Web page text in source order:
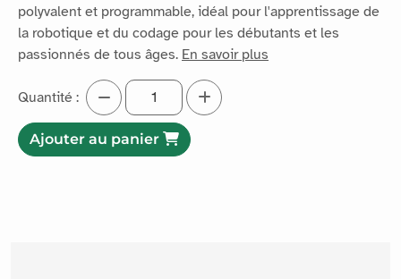
polyvalent et programmable, idéal pour l'apprentissage de
la robotique et du codage pour les débutants et les
passionnés de tous âges. En savoir plus
Quantité :
Ajouter au panier